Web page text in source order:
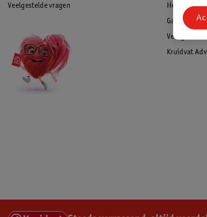
Veelgestelde vragen
Herroepen
Garantie
Kruidvat